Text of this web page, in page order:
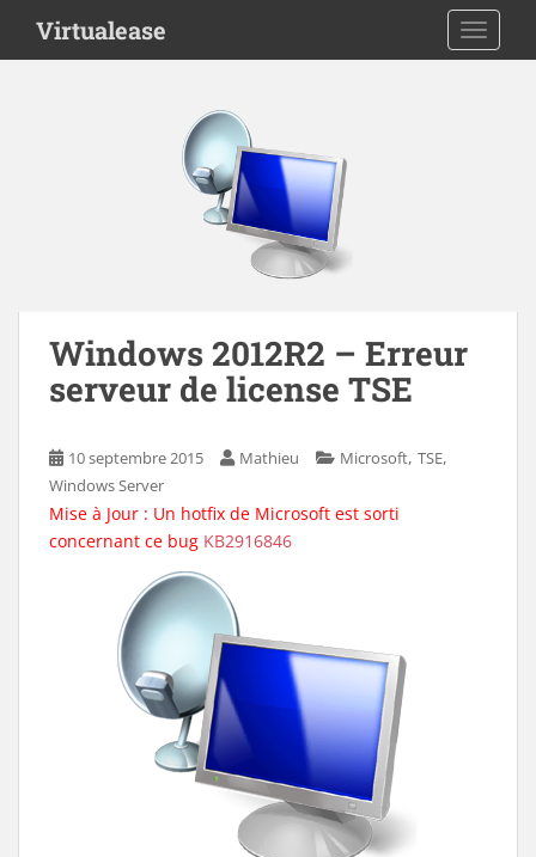
i
Virtualease
Windows 2012R2 – Erreur
serveur de license TSE
10 septembre 2015 Mathieu Microsoft, TSE,
Windows Server
Mise à Jour : Un hotfix de Microsoft est sorti
concernant ce bug KB2916846